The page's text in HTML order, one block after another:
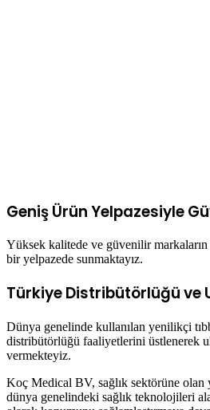
Geniş Ürün Yelpazesiyle
Yüksek kalitede ve güvenilir
bir yelpazede sunmaktayız.
Türkiye Distribütörlüğü ve
Dünya genelinde kullanılan yenilikçi
distribütörlüğü faaliyetlerini üstlenerek
vermekteyiz.
Koç Medical BV, sağlık sektörüne olan
dünya genelindeki sağlık teknolojileri